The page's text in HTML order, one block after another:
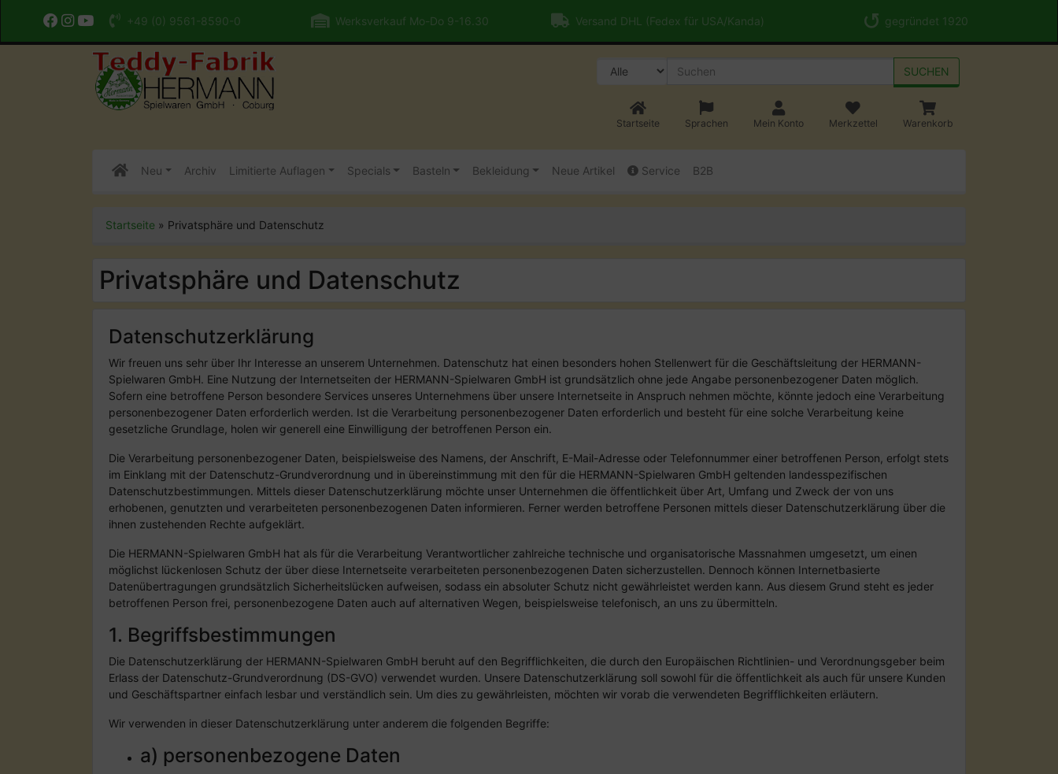
+49 (0) 9561-8590-0 Werksverkauf Mo-Do 9-16.30 Versand DHL (Fedex für USA/Kanda) gegründet 1920
SUCHEN
Startseite Sprachen Mein Konto Merkzettel Warenkorb
Neu Archiv Limitierte Auflagen Specials Basteln Bekleidung Neue Artikel Service B2B
Startseite » Privatsphäre und Datenschutz
Privatsphäre und Datenschutz
Datenschutzerklärung
Wir freuen uns sehr über Ihr Interesse an unserem Unternehmen. Datenschutz hat einen besonders hohen Stellenwert für die Geschäftsleitung der HERMANN-
Spielwaren GmbH. Eine Nutzung der Internetseiten der HERMANN-Spielwaren GmbH ist grundsätzlich ohne jede Angabe personenbezogener Daten möglich.
Sofern eine betroffene Person besondere Services unseres Unternehmens über unsere Internetseite in Anspruch nehmen möchte, könnte jedoch eine Verarbeitung
personenbezogener Daten erforderlich werden. Ist die Verarbeitung personenbezogener Daten erforderlich und besteht für eine solche Verarbeitung keine
gesetzliche Grundlage, holen wir generell eine Einwilligung der betroffenen Person ein.
Die Verarbeitung personenbezogener Daten, beispielsweise des Namens, der Anschrift, E-Mail-Adresse oder Telefonnummer einer betroffenen Person, erfolgt stets
im Einklang mit der Datenschutz-Grundverordnung und in übereinstimmung mit den für die HERMANN-Spielwaren GmbH geltenden landesspezifischen
Datenschutzbestimmungen. Mittels dieser Datenschutzerklärung möchte unser Unternehmen die öffentlichkeit über Art, Umfang und Zweck der von uns
erhobenen, genutzten und verarbeiteten personenbezogenen Daten informieren. Ferner werden betroffene Personen mittels dieser Datenschutzerklärung über die
ihnen zustehenden Rechte aufgeklärt.
Die HERMANN-Spielwaren GmbH hat als für die Verarbeitung Verantwortlicher zahlreiche technische und organisatorische Massnahmen umgesetzt, um einen
möglichst lückenlosen Schutz der über diese Internetseite verarbeiteten personenbezogenen Daten sicherzustellen. Dennoch können Internetbasierte
Datenübertragungen grundsätzlich Sicherheitslücken aufweisen, sodass ein absoluter Schutz nicht gewährleistet werden kann. Aus diesem Grund steht es jeder
betroffenen Person frei, personenbezogene Daten auch auf alternativen Wegen, beispielsweise telefonisch, an uns zu übermitteln.
1. Begriffsbestimmungen
Die Datenschutzerklärung der HERMANN-Spielwaren GmbH beruht auf den Begrifflichkeiten, die durch den Europäischen Richtlinien- und Verordnungsgeber beim
Erlass der Datenschutz-Grundverordnung (DS-GVO) verwendet wurden. Unsere Datenschutzerklärung soll sowohl für die öffentlichkeit als auch für unsere Kunden
und Geschäftspartner einfach lesbar und verständlich sein. Um dies zu gewährleisten, möchten wir vorab die verwendeten Begrifflichkeiten erläutern.
Wir verwenden in dieser Datenschutzerklärung unter anderem die folgenden Begriffe:
a) personenbezogene Daten